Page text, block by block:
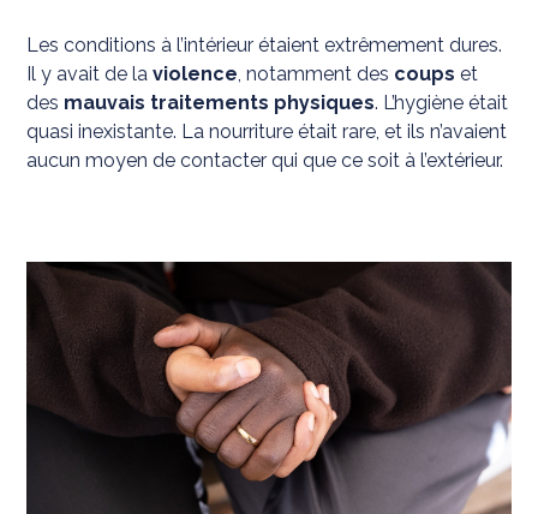
Les conditions à l’intérieur étaient extrêmement dures.
Il y avait de laviolence, notamment des coupset
des mauvais traitements physiques. L’hygiène était
quasi inexistante. La nourriture était rare, et ils n’avaient
aucun moyen de contacter qui que ce soit à l’extérieur.